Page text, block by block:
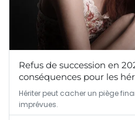
Refus de succession en
conséquences pour les
Hériter peut cacher un piège
imprévues.